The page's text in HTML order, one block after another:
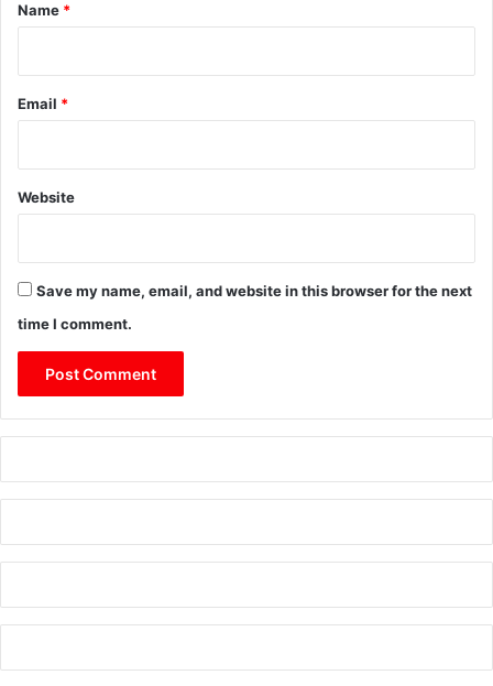
Name *
Email *
Website
Save my name, email, and website in this browser for the next
time I comment.